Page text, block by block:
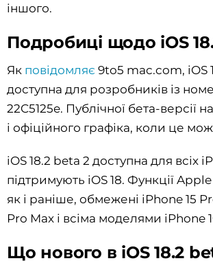
іншого.
Подробиці щодо iOS
Як повідомляє 9to5 mac.com, iOS
доступна для розробників із
22C5125e. Публічної бета-версії
і офіційного графіка, коли це
iOS 18.2 beta 2 доступна для всіх
підтримують iOS 18. Функції
як і раніше, обмежені iPhone 15
Pro Max і всіма моделями iPhone
Що нового в iOS 18.2